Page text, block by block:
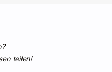
teilen!